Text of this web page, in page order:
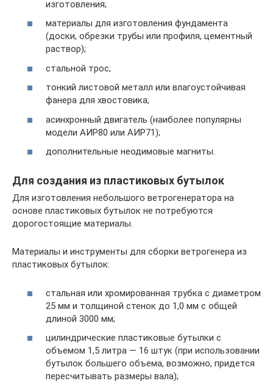
изготовления;
материалы для изготовления фундамента
(доски, обрезки трубы или профиля, цементный
раствор);
стальной трос;
тонкий листовой металл или влагоустойчивая
фанера для хвостовика;
асинхронный двигатель (наиболее популярны
модели АИР80 или АИР71);
дополнительные неодимовые магниты.
Для создания из пластиковых бутылок
Для изготовления небольшого ветрогенератора на
основе пластиковых бутылок не потребуются
дорогостоящие материалы.
Материалы и инструменты для сборки ветрогенера из
пластиковых бутылок:
стальная или хромированная трубка с диаметром
25 мм и толщиной стенок до 1,0 мм с общей
длиной 3000 мм;
цилиндрические пластиковые бутылки с
объемом 1,5 литра — 16 штук (при использовании
бутылок большего объема, возможно, придется
пересчитывать размеры вала);